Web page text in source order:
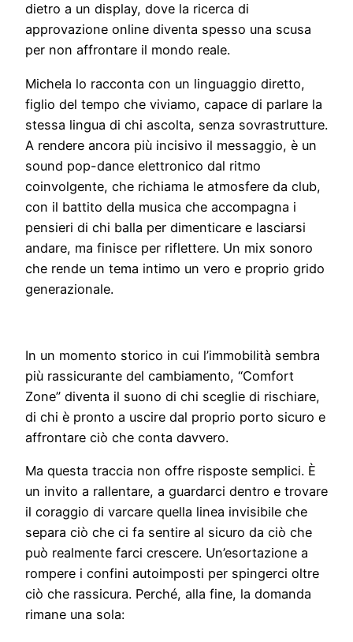
dietro a un display, dove la ricerca di
approvazione online diventa spesso una scusa
per non affrontare il mondo reale.
Michela lo racconta con un linguaggio diretto,
figlio del tempo che viviamo, capace di parlare la
stessa lingua di chi ascolta, senza sovrastrutture.
A rendere ancora più incisivo il messaggio, è un
sound pop-dance elettronico dal ritmo
coinvolgente, che richiama le atmosfere da club,
con il battito della musica che accompagna i
pensieri di chi balla per dimenticare e lasciarsi
andare, ma finisce per riflettere. Un mix sonoro
che rende un tema intimo un vero e proprio grido
generazionale.
In un momento storico in cui l’immobilità sembra
più rassicurante del cambiamento, “Comfort
Zone” diventa il suono di chi sceglie di rischiare,
di chi è pronto a uscire dal proprio porto sicuro e
affrontare ciò che conta davvero.
Ma questa traccia non offre risposte semplici. È
un invito a rallentare, a guardarci dentro e trovare
il coraggio di varcare quella linea invisibile che
separa ciò che ci fa sentire al sicuro da ciò che
può realmente farci crescere. Un’esortazione a
rompere i confini autoimposti per spingerci oltre
ciò che rassicura. Perché, alla fine, la domanda
rimane una sola: